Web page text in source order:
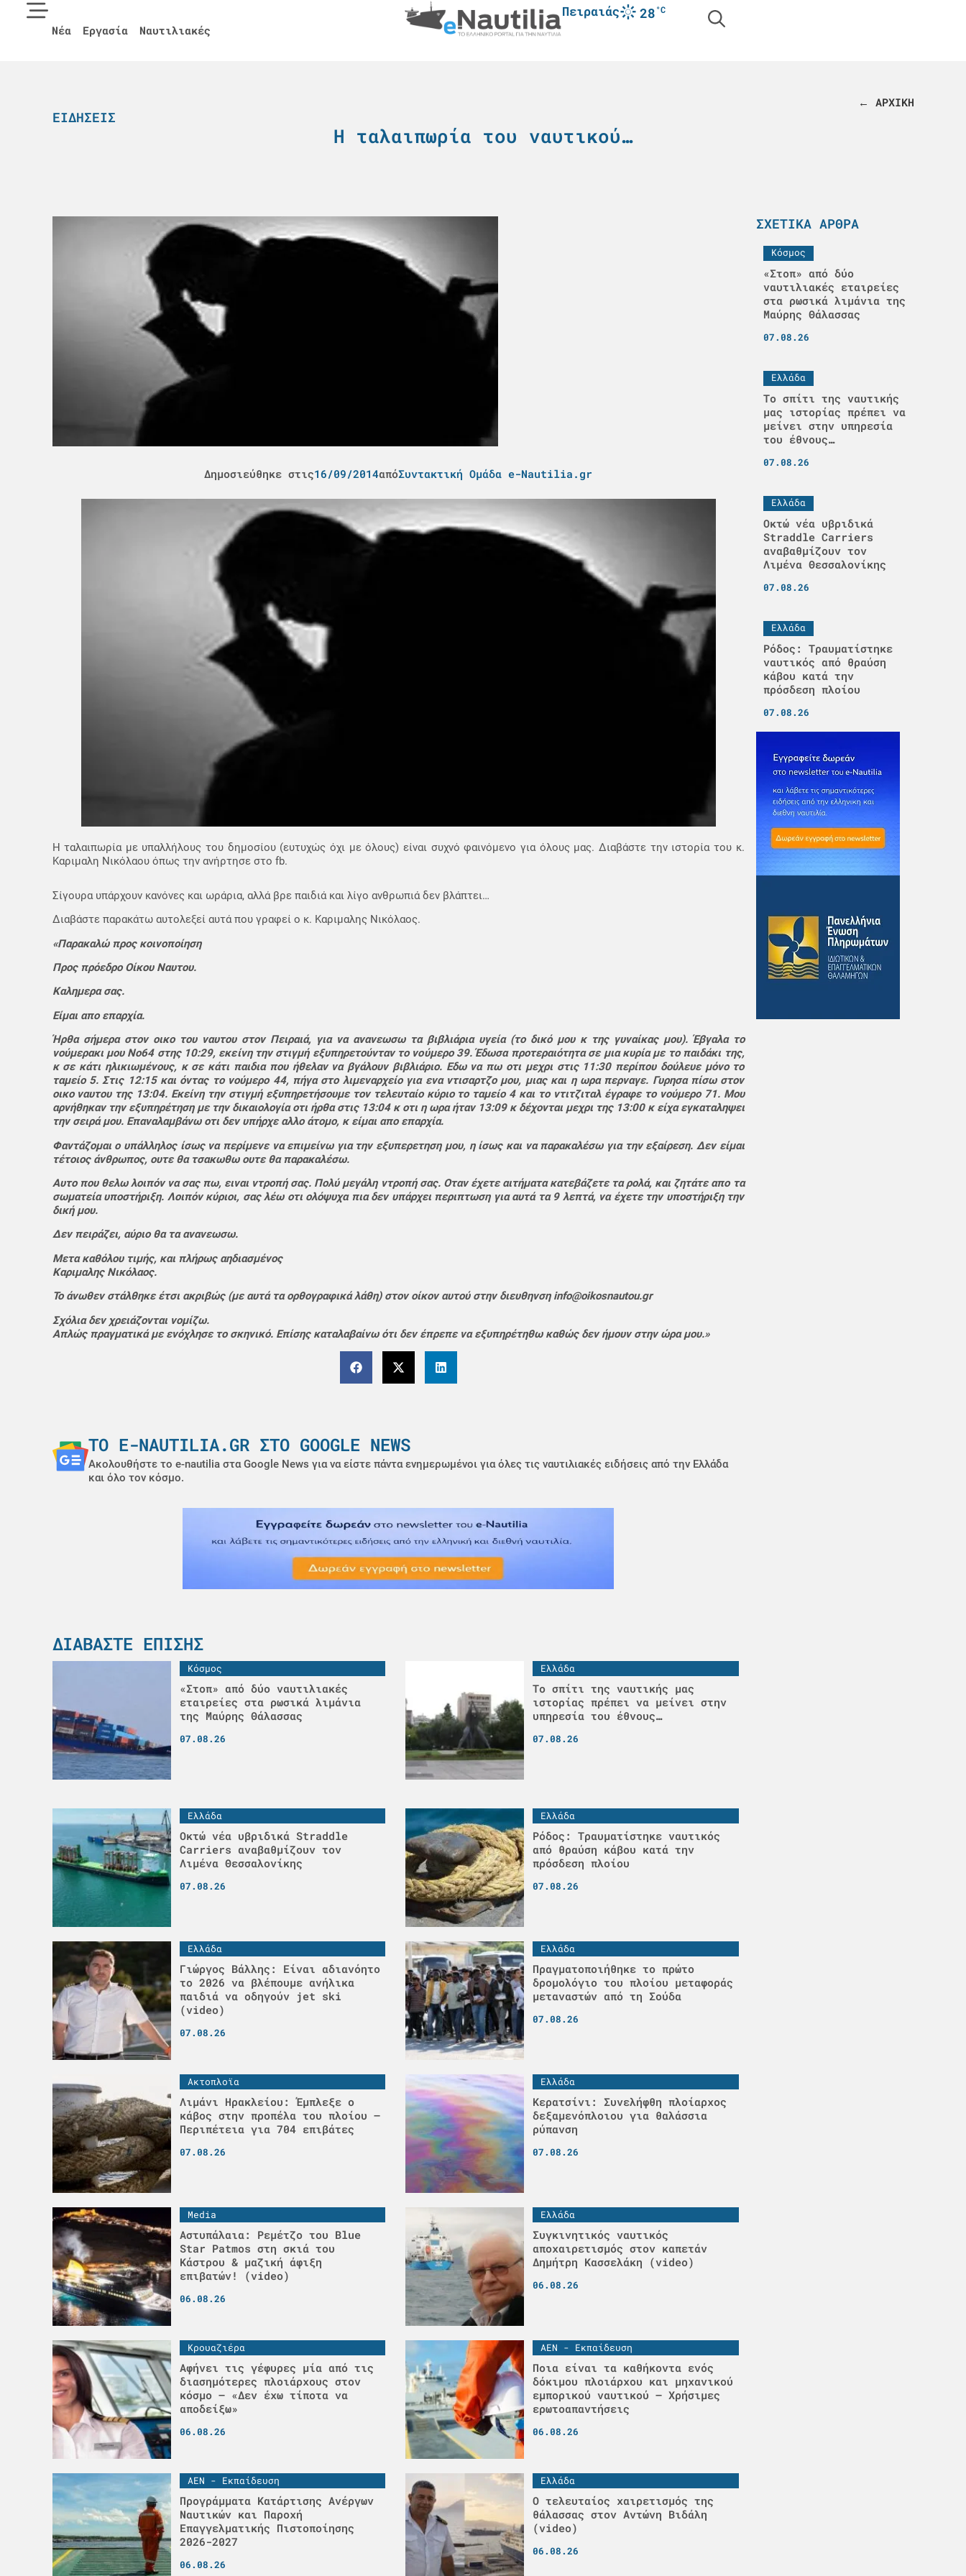
Νέα Εργασία Ναυτιλιακές
Πειραιάς 28°C
← ΑΡΧΙΚΗ
ΕΙΔΉΣΕΙΣ
Η ταλαιπωρία του ναυτικού…
Δημοσιεύθηκε στις16/09/2014απόΣυντακτική Ομάδα e-Nautilia.gr
Η ταλαιπωρία με υπαλλήλους του δημοσίου (ευτυχώς όχι με όλους) είναι συχνό φαινόμενο για όλους μας. Διαβάστε την ιστορία του κ.
Καριμαλη Νικόλαου όπως την ανήρτησε στο fb.
Σίγουρα υπάρχουν κανόνες και ωράρια, αλλά βρε παιδιά και λίγο ανθρωπιά δεν βλάπτει…
Διαβάστε παρακάτω αυτολεξεί αυτά που γραφεί ο κ. Καριμαλης Νικόλαος.
«Παρακαλώ προς κοινοποίηση
Προς πρόεδρο Οίκου Ναυτου.
Καλημερα σας.
Είμαι απο επαρχία.
Ήρθα σήμερα στον οικο του ναυτου στον Πειραιά, για να ανανεωσω τα βιβλιάρια υγεία (το δικό μου κ της γυναίκας μου). Έβγαλα το
νούμερακι μου Νο64 στης 10:29, εκείνη την στιγμή εξυπηρετούνταν το νούμερο 39. Έδωσα προτεραιότητα σε μια κυρία με το παιδάκι της,
κ σε κάτι ηλικιωμένους, κ σε κάτι παιδια που ήθελαν να βγάλουν βιβλιάριο. Εδω να πω οτι μεχρι στις 11:30 περίπου δούλευε μόνο το
ταμείο 5. Στις 12:15 και όντας το νούμερο 44, πήγα στο λιμεναρχείο για ενα ντισαρτζο μου, μιας και η ωρα περναγε. Γυρησα πίσω στον
οικο ναυτου της 13:04. Εκείνη την στιγμή εξυπηρετήσουμε τον τελευταίο κύριο το ταμείο 4 και το ντιτζιταλ έγραφε το νούμερο 71. Μου
αρνήθηκαν την εξυπηρέτηση με την δικαιολογία οτι ήρθα στις 13:04 κ οτι η ωρα ήταν 13:09 κ δέχονται μεχρι της 13:00 κ είχα εγκαταληψει
την σειρά μου. Επαναλαμβάνω οτι δεν υπήρχε αλλο άτομο, κ είμαι απο επαρχία.
Φαντάζομαι ο υπάλληλος ίσως να περίμενε να επιμείνω για την εξυπερετηση μου, η ίσως και να παρακαλέσω για την εξαίρεση. Δεν είμαι
τέτοιος άνθρωπος, ουτε θα τσακωθω ουτε θα παρακαλέσω.
Αυτο που θελω λοιπόν να σας πω, ειναι ντροπή σας. Πολύ μεγάλη ντροπή σας. Οταν έχετε αιτήματα κατεβάζετε τα ρολά, και ζητάτε απο τα
σωματεία υποστήριξη. Λοιπόν κύριοι, σας λέω οτι ολόψυχα πια δεν υπάρχει περιπτωση για αυτά τα 9 λεπτά, να έχετε την υποστήριξη την
δική μου.
Δεν πειράζει, αύριο θα τα ανανεωσω.
Μετα καθόλου τιμής, και πλήρως αηδιασμένος
Καριμαλης Νικόλαος.
Το άνωθεν στάλθηκε έτσι ακριβώς (με αυτά τα ορθογραφικά λάθη) στον οίκον αυτού στην διευθηνση info@oikosnautou.gr
Σχόλια δεν χρειάζονται νομίζω.
Απλώς πραγματικά με ενόχλησε το σκηνικό. Επίσης καταλαβαίνω ότι δεν έπρεπε να εξυπηρέτηθω καθώς δεν ήμουν στην ώρα μου.»
ΤΟ E-NAUTILIA.GR ΣΤΟ GOOGLE NEWS
Ακολουθήστε το e-nautilia στα Google News για να είστε πάντα ενημερωμένοι για όλες τις ναυτιλιακές ειδήσεις από την Ελλάδα
και όλο τον κόσμο.
ΔΙΑΒΆΣΤΕ ΕΠΊΣΗΣ
Κόσμος
«Στοπ» από δύο ναυτιλιακές
εταιρείες στα ρωσικά λιμάνια
της Μαύρης Θάλασσας
07.08.26
Ελλάδα
Το σπίτι της ναυτικής μας
ιστορίας πρέπει να μείνει στην
υπηρεσία του έθνους…
07.08.26
Ελλάδα
Οκτώ νέα υβριδικά Straddle
Carriers αναβαθμίζουν τον
Λιμένα Θεσσαλονίκης
07.08.26
Ελλάδα
Ρόδος: Τραυματίστηκε ναυτικός
από θραύση κάβου κατά την
πρόσδεση πλοίου
07.08.26
Ελλάδα
Γιώργος Βάλλης: Είναι αδιανόητο
το 2026 να βλέπουμε ανήλικα
παιδιά να οδηγούν jet ski
(video)
07.08.26
Ελλάδα
Πραγματοποιήθηκε το πρώτο
δρομολόγιο του πλοίου μεταφοράς
μεταναστών από τη Σούδα
07.08.26
Ακτοπλοϊα
Λιμάνι Ηρακλείου: Έμπλεξε ο
κάβος στην προπέλα του πλοίου –
Περιπέτεια για 704 επιβάτες
07.08.26
Ελλάδα
Κερατσίνι: Συνελήφθη πλοίαρχος
δεξαμενόπλοιου για θαλάσσια
ρύπανση
07.08.26
Media
Αστυπάλαια: Ρεμέτζο του Blue
Star Patmos στη σκιά του
Κάστρου & μαζική άφιξη
επιβατών! (video)
06.08.26
Ελλάδα
Συγκινητικός ναυτικός
αποχαιρετισμός στον καπετάν
Δημήτρη Κασσελάκη (video)
06.08.26
Κρουαζιέρα
Αφήνει τις γέφυρες μία από τις
διασημότερες πλοιάρχους στον
κόσμο – «Δεν έχω τίποτα να
αποδείξω»
06.08.26
ΑΕΝ - Εκπαίδευση
Ποια είναι τα καθήκοντα ενός
δόκιμου πλοιάρχου και μηχανικού
εμπορικού ναυτικού – Χρήσιμες
ερωτοαπαντήσεις
06.08.26
ΑΕΝ - Εκπαίδευση
Προγράμματα Κατάρτισης Ανέργων
Ναυτικών και Παροχή
Επαγγελματικής Πιστοποίησης
2026-2027
06.08.26
Ελλάδα
Ο τελευταίος χαιρετισμός της
θάλασσας στον Αντώνη Βιδάλη
(video)
06.08.26
ΣΧΕΤΙΚΆ ΆΡΘΡΑ
Κόσμος
«Στοπ» από δύο
ναυτιλιακές εταιρείες
στα ρωσικά λιμάνια της
Μαύρης Θάλασσας
07.08.26
Ελλάδα
Το σπίτι της ναυτικής
μας ιστορίας πρέπει να
μείνει στην υπηρεσία
του έθνους…
07.08.26
Ελλάδα
Οκτώ νέα υβριδικά
Straddle Carriers
αναβαθμίζουν τον
Λιμένα Θεσσαλονίκης
07.08.26
Ελλάδα
Ρόδος: Τραυματίστηκε
ναυτικός από θραύση
κάβου κατά την
πρόσδεση πλοίου
07.08.26